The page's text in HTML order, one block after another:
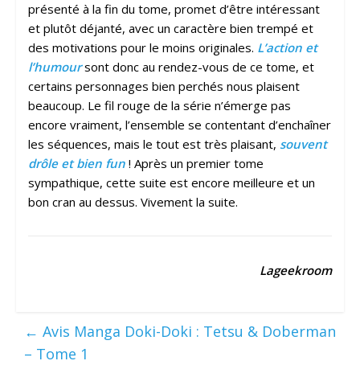
présenté à la fin du tome, promet d’être intéressant
et plutôt déjanté, avec un caractère bien trempé et
des motivations pour le moins originales. L’action et
l’humoursont donc au rendez-vous de ce tome, et
certains personnages bien perchés nous plaisent
beaucoup. Le fil rouge de la série n’émerge pas
encore vraiment, l’ensemble se contentant d’enchaîner
les séquences, mais le tout est très plaisant, souvent
drôle et bien fun! Après un premier tome
sympathique, cette suite est encore meilleure et un
bon cran au dessus. Vivement la suite.
Lageekroom
← Avis Manga Doki-Doki : Tetsu & Doberman
– Tome 1